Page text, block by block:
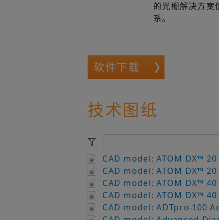
的光栅解决方案
系。
软件下载
技术图纸
CAD model: ATOM DX™
CAD model: ATOM DX™
CAD model: ATOM DX™
CAD model: ATOM DX™
CAD model: ADTpro-100